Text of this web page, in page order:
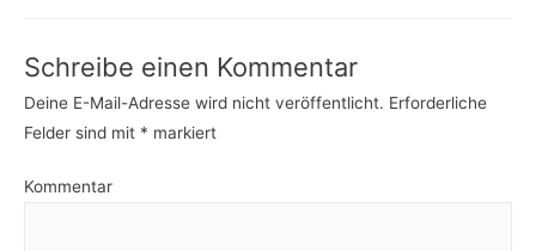
Schreibe einen Kommentar
Deine E-Mail-Adresse wird nicht veröffentlicht. Erforderliche
Felder sind mit * markiert
Kommentar